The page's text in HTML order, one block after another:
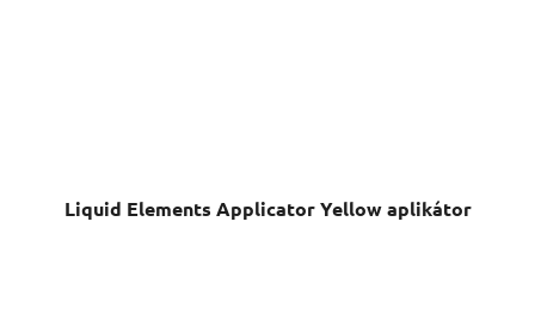
Liquid Elements Applicator Yellow aplikátor